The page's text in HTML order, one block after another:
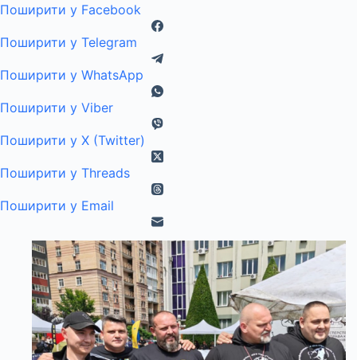
Поширити у Facebook
Поширити у Telegram
Поширити у WhatsApp
Поширити у Viber
Поширити у X (Twitter)
Поширити у Threads
Поширити у Email